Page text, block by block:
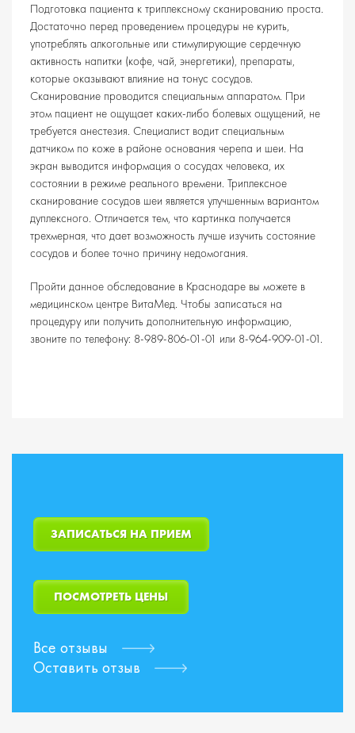
Подготовка пациента к триплексному сканированию проста.
Достаточно перед проведением процедуры не курить,
употреблять алкогольные или стимулирующие сердечную
активность напитки (кофе, чай, энергетики), препараты,
которые оказывают влияние на тонус сосудов.
Сканирование проводится специальным аппаратом. При
этом пациент не ощущает каких-либо болевых ощущений, не
требуется анестезия. Специалист водит специальным
датчиком по коже в районе основания черепа и шеи. На
экран выводится информация о сосудах человека, их
состоянии в режиме реального времени. Триплексное
сканирование сосудов шеи является улучшенным вариантом
дуплексного. Отличается тем, что картинка получается
трехмерная, что дает возможность лучше изучить состояние
сосудов и более точно причину недомогания.
Пройти данное обследование в Краснодаре вы можете в
медицинском центре ВитаМед. Чтобы записаться на
процедуру или получить дополнительную информацию,
звоните по телефону: 8-989-806-01-01 или 8-964-909-01-01.
ЗАПИСАТЬСЯ НА ПРИЕМ
ПОСМОТРЕТЬ ЦЕНЫ
Все отзывы
Оставить отзыв